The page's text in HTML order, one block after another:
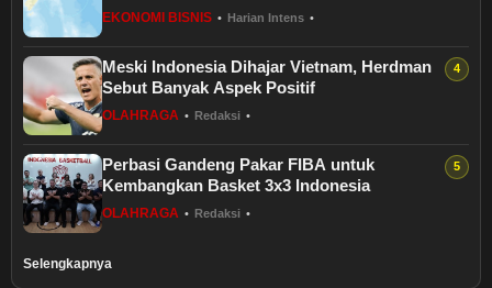
EKONOMI BISNIS • Harian Intens •
Meski Indonesia Dihajar Vietnam, Herdman
Sebut Banyak Aspek Positif
OLAHRAGA • Redaksi •
Perbasi Gandeng Pakar FIBA untuk
Kembangkan Basket 3x3 Indonesia
OLAHRAGA • Redaksi •
Selengkapnya